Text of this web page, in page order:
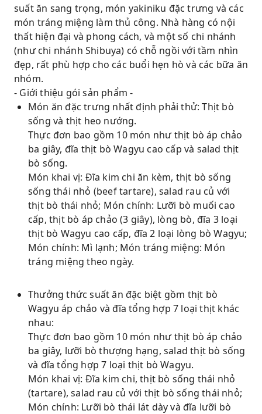
suất ăn sang trọng, món yakiniku đặc trưng và các
món tráng miệng làm thủ công. Nhà hàng có nội
thất hiện đại và phong cách, và một số chi nhánh
(như chi nhánh Shibuya) có chỗ ngồi với tầm nhìn
đẹp, rất phù hợp cho các buổi hẹn hò và các bữa ăn
nhóm.
- Giới thiệu gói sản phẩm -
Món ăn đặc trưng nhất định phải thử: Thịt bò
sống và thịt heo nướng.
Thực đơn bao gồm 10 món như thịt bò áp chảo
ba giây, đĩa thịt bò Wagyu cao cấp và salad thịt
bò sống.
Món khai vị: Đĩa kim chi ăn kèm, thịt bò sống
sống thái nhỏ (beef tartare), salad rau củ với
thịt bò thái nhỏ; Món chính: Lưỡi bò muối cao
cấp, thịt bò áp chảo (3 giây), lòng bò, đĩa 3 loại
thịt bò Wagyu cao cấp, đĩa 2 loại lòng bò Wagyu;
Món chính: Mì lạnh; Món tráng miệng: Món
tráng miệng theo ngày.
Thưởng thức suất ăn đặc biệt gồm thịt bò
Wagyu áp chảo và đĩa tổng hợp 7 loại thịt khác
nhau:
Thực đơn bao gồm 10 món như thịt bò áp chảo
ba giây, lưỡi bò thượng hạng, salad thịt bò sống
và đĩa tổng hợp 7 loại thịt bò Wagyu.
Món khai vị: Đĩa kim chi, thịt bò sống thái nhỏ
(tartare), salad rau củ với thịt bò sống thái nhỏ;
Món chính: Lưỡi bò thái lát dày và đĩa lưỡi bò